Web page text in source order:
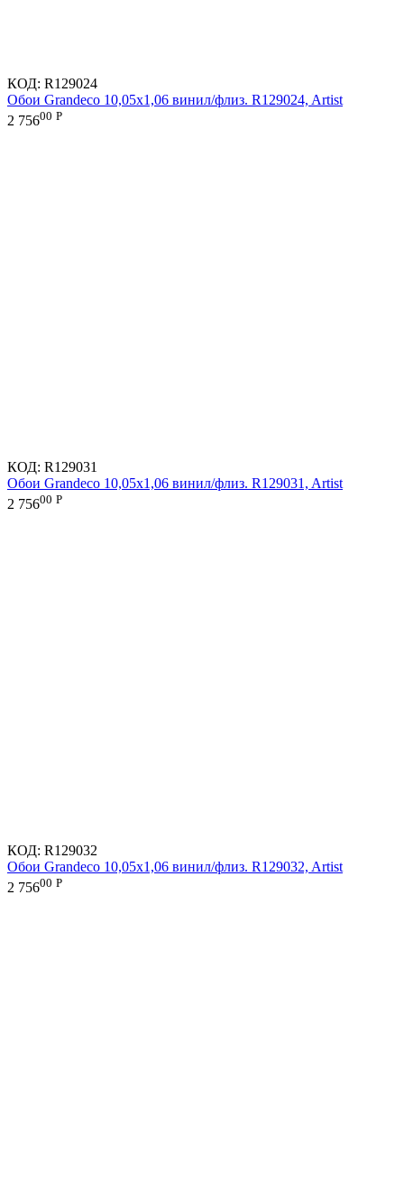
КОД: R129024
Обои Grandeco 10,05х1,06 винил/флиз. R129024, Artist
2 75600 Р
КОД: R129031
Обои Grandeco 10,05х1,06 винил/флиз. R129031, Artist
2 75600 Р
КОД: R129032
Обои Grandeco 10,05х1,06 винил/флиз. R129032, Artist
2 75600 Р